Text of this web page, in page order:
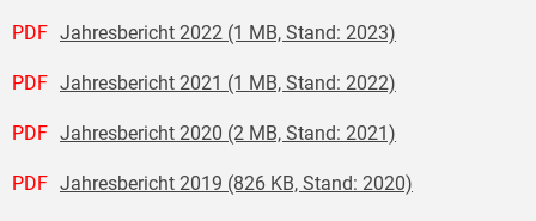
PDF Jahresbericht 2022 (1 MB, Stand: 2023)
PDF Jahresbericht 2021 (1 MB, Stand: 2022)
PDF Jahresbericht 2020 (2 MB, Stand: 2021)
PDF Jahresbericht 2019 (826 KB, Stand: 2020)